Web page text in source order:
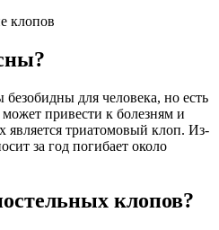
для человека, но есть
привести к болезням и
является триатомовый клоп. Из-
за год погибает около
клопов?